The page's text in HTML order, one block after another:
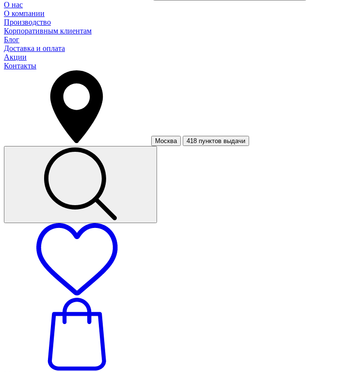
О нас
О компании
Производство
Корпоративным клиентам
Блог
Доставка и оплата
Акции
Контакты
Москва 418 пунктов выдачи